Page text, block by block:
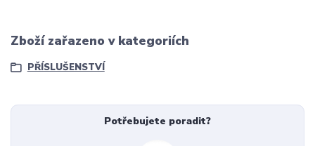
Zboží zařazeno v kategoriích
PŘÍSLUŠENSTVÍ
Potřebujete poradit?